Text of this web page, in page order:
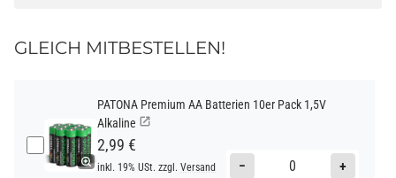
GLEICH MITBESTELLEN!
PATONA Premium AA Batterien 10er Pack 1,5V
Alkaline
2,99 €
inkl. 19% USt. zzgl. Versand
− +